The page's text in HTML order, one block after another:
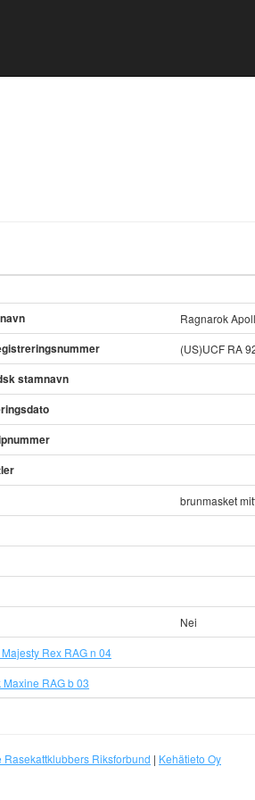
Ragnarok
(US)UCF RA
stamnavn
brunmasket
Nei
Rex RAG n 04
RAG b 03
Rasekattklubbers Riksforbund | Kehätieto Oy